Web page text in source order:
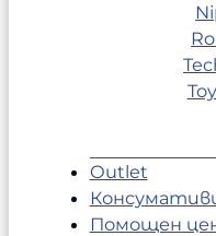
Outlet
Помощен